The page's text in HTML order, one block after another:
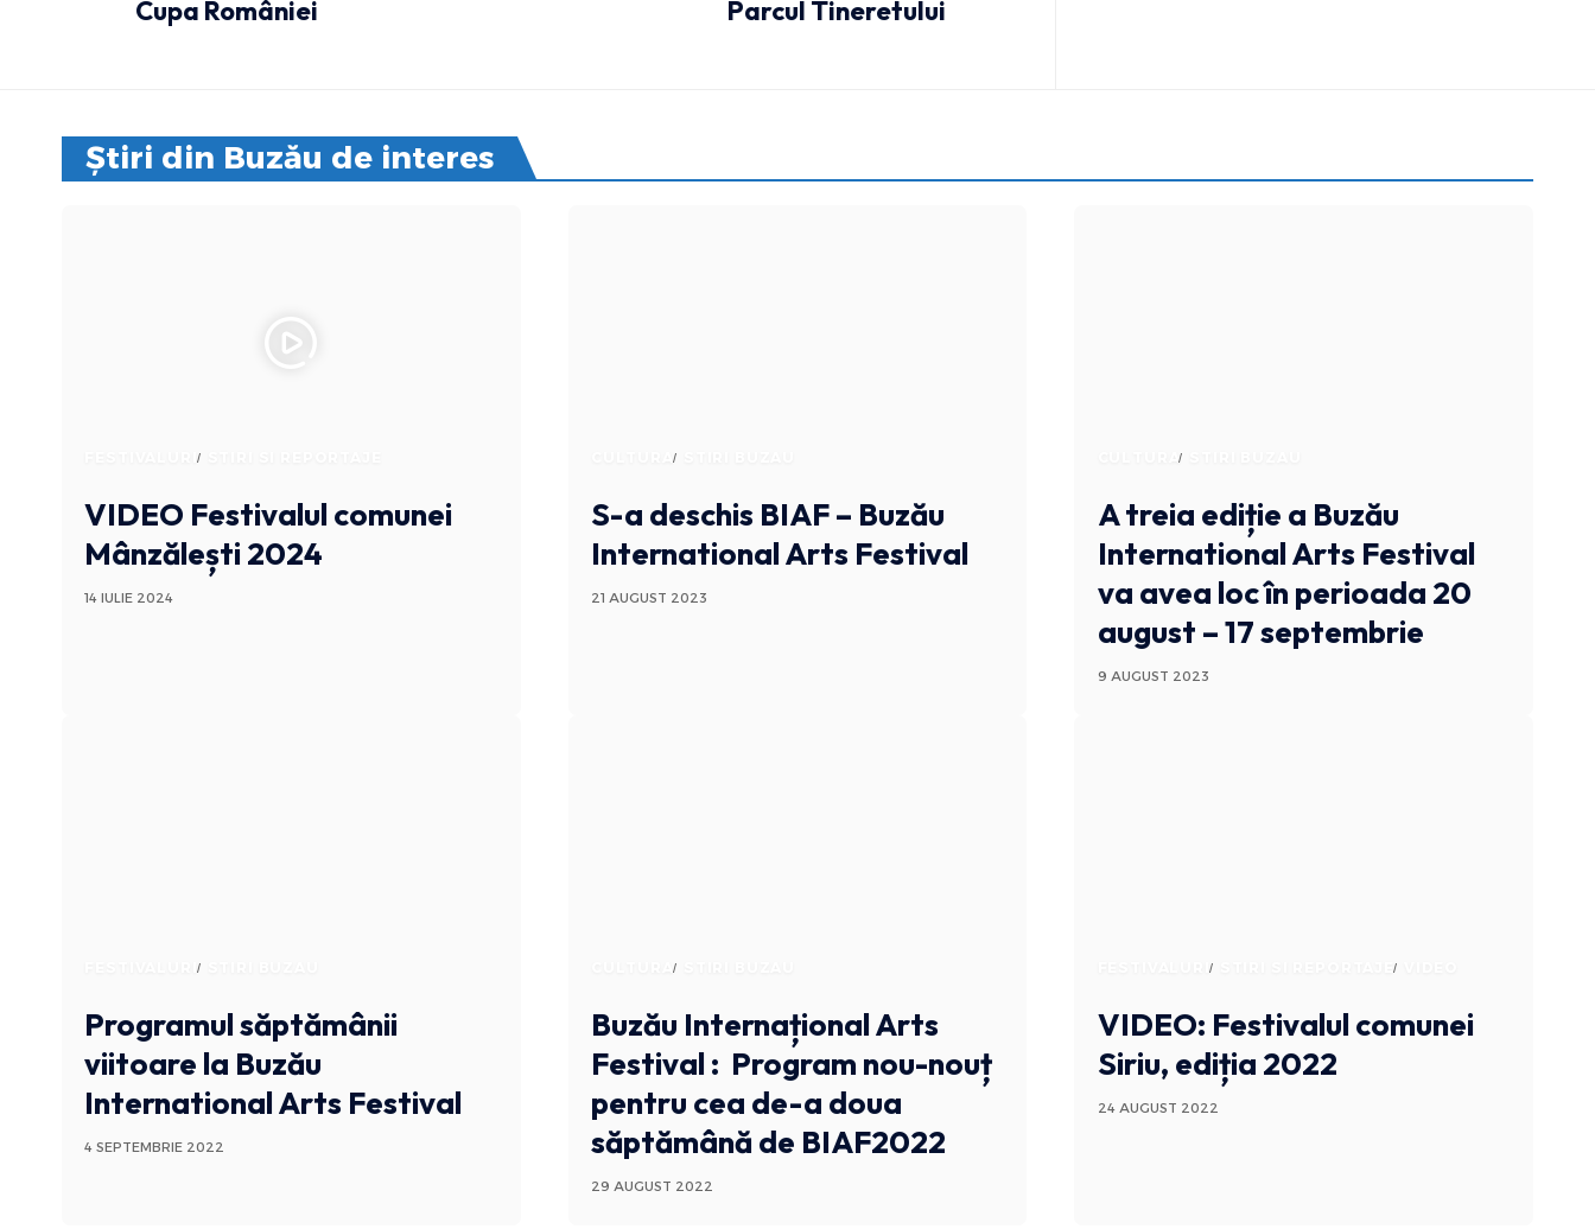
Cupa României
Parcul Tineretului
Știri din Buzău de interes
FESTIVALURI
VIDEO Festivalul comunei
Mânzălești 2024
14 IULIE 2024
CULTURA
S-a deschis BIAF – Buzău
International Arts Festival
21 AUGUST 2023
CULTURA
A treia ediție a Buzău
International Arts Festival
va avea loc în perioada 20
august – 17 septembrie
9 AUGUST 2023
FESTIVALURI
Programul săptămânii
viitoare la Buzău
International Arts Festival
4 SEPTEMBRIE 2022
CULTURA
Buzău Internațional Arts
Festival : Program nou-nouț
pentru cea de-a doua
săptămână de BIAF2022
29 AUGUST 2022
FESTIVALURI STIRI SI REPORTAJE
VIDEO: Festivalul comunei
Siriu, ediția 2022
24 AUGUST 2022